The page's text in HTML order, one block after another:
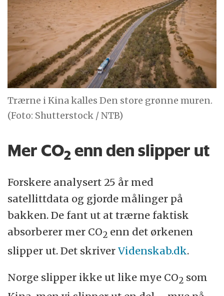
Trærne i Kina kalles Den store grønne muren.
(Foto: Shutterstock / NTB)
Mer CO2 enn den slipper ut
Forskere analysert 25 år med
satellittdata og gjorde målinger på
bakken. De fant ut at trærne faktisk
absorberer mer CO2 enn det ørkenen
slipper ut. Det skriverVidenskab.dk.
Norge slipper ikke ut like mye CO2 som